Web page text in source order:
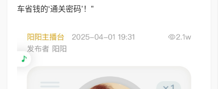
车省钱的‘通关密码’！”